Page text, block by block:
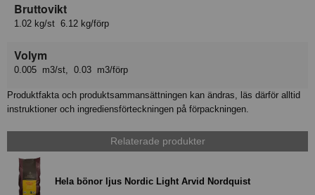
Bruttovikt
1.02 kg/st 6.12 kg/förp
Volym
0.005 m3/st, 0.03 m3/förp
Produktfakta och produktsammansättningen kan ändras, läs därför alltid
instruktioner och ingrediensförteckningen på förpackningen.
Relaterade produkter
Hela bönor ljus Nordic Light Arvid Nordquist